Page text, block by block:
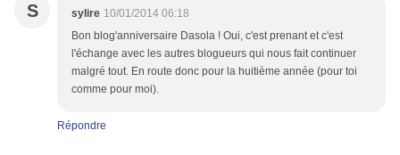
S sylire 10/01/2014 06:18
Bon blog'anniversaire Dasola ! Oui, c'est prenant et c'est
l'échange avec les autres blogueurs qui nous fait continuer
malgré tout. En route donc pour la huitième année (pour toi
comme pour moi).
Répondre